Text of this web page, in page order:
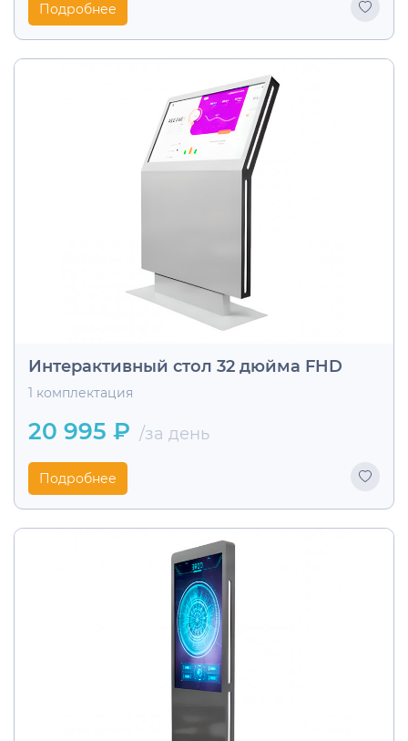
Подробнее
Интерактивный стол 32 дюйма FHD
1 комплектация
20 995 ₽ /за день
Подробнее